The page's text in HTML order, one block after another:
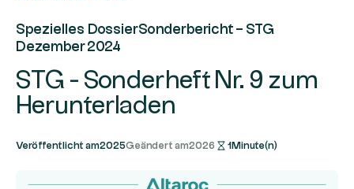
Spezielles DossierSonderbericht – STG
Dezember 2024
STG - Sonderheft Nr. 9 zum
Herunterladen
Veröffentlicht am2025Geändert am2026 1 Minute(n)